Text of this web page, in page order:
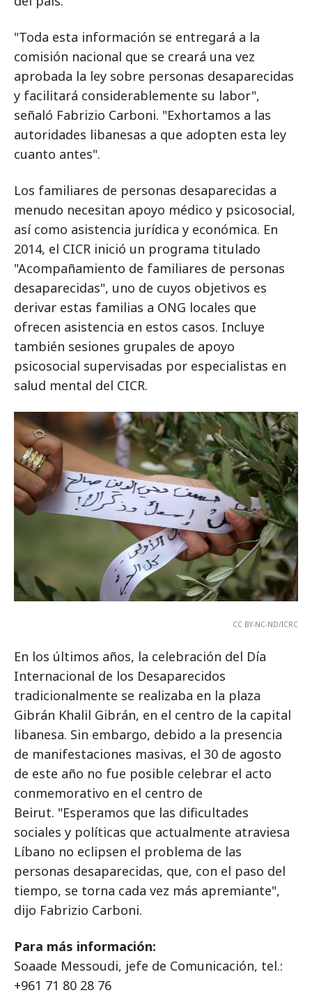
"Toda esta información se entregará a la
comisión nacional que se creará una vez
aprobada la ley sobre personas desaparecidas
y facilitará considerablemente su labor",
señaló Fabrizio Carboni. "Exhortamos a las
autoridades libanesas a que adopten esta ley
cuanto antes".
Los familiares de personas desaparecidas a
menudo necesitan apoyo médico y psicosocial,
así como asistencia jurídica y económica. En
2014, el CICR inició un programa titulado
"Acompañamiento de familiares de personas
desaparecidas", uno de cuyos objetivos es
derivar estas familias a ONG locales que
ofrecen asistencia en estos casos. Incluye
también sesiones grupales de apoyo
psicosocial supervisadas por especialistas en
salud mental del CICR.
CC BY-NC-ND/ICRC
En los últimos años, la celebración del Día
Internacional de los Desaparecidos
tradicionalmente se realizaba en la plaza
Gibrán Khalil Gibrán, en el centro de la capital
libanesa. Sin embargo, debido a la presencia
de manifestaciones masivas, el 30 de agosto
de este año no fue posible celebrar el acto
conmemorativo en el centro de
Beirut. "Esperamos que las dificultades
sociales y políticas que actualmente atraviesa
Líbano no eclipsen el problema de las
personas desaparecidas, que, con el paso del
tiempo, se torna cada vez más apremiante",
dijo Fabrizio Carboni.
Para más información:
Soaade Messoudi, jefe de Comunicación, tel.:
+961 71 80 28 76